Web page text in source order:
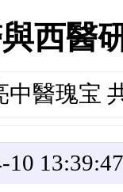
西醫
中醫瑰宝
10 13:39:47